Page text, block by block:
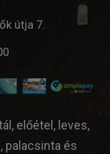
útja 7.
előétel, leves,
palacsinta és